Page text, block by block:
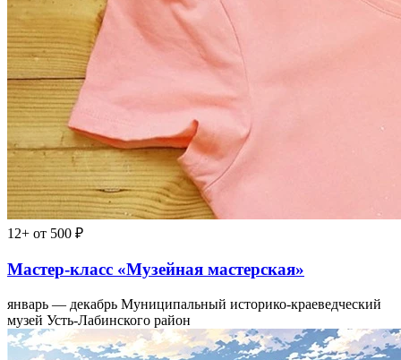
12+ от 500 ₽
Мастер-класс «Музейная мастерская»
январь — декабрь Муниципальный историко-краеведческий
музей Усть-Лабинского район